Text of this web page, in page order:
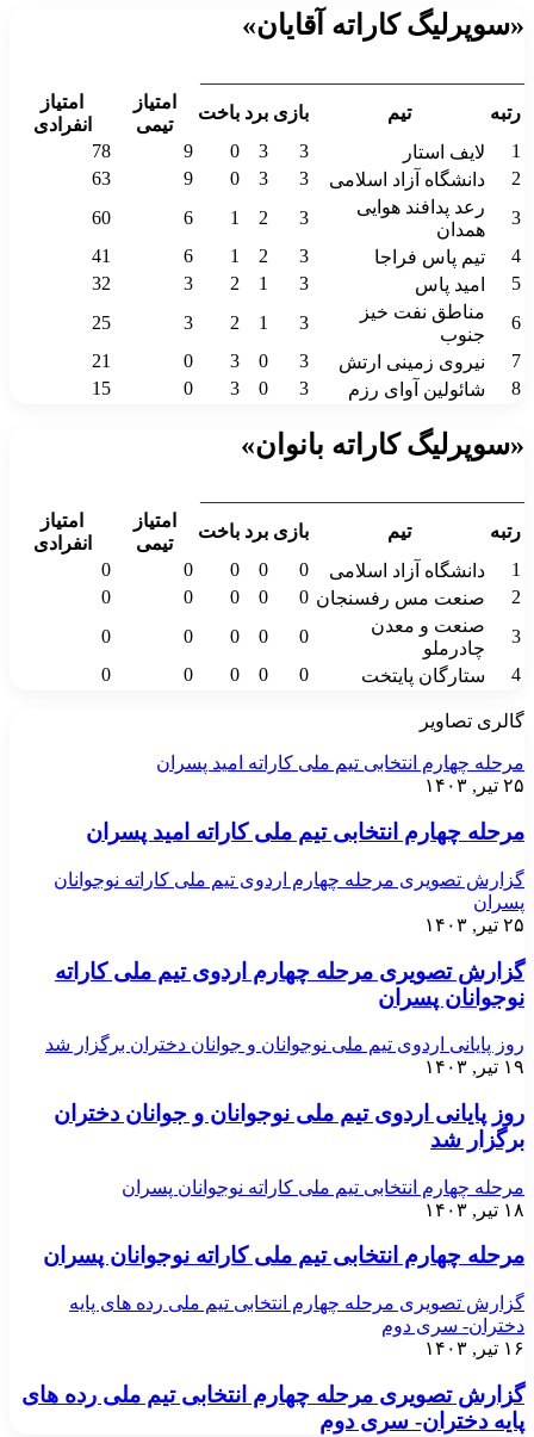
«سوپرلیگ کاراته آقایان»
رتبه
تیم بازی برد باخت
امتیاز
تیمی
امتیاز
انفرادی
1
لایف استار 3
3
0
9
78
2
دانشگاه آزاد اسلامی 3
3
0
9
63
3
رعد پدافند هوایی
همدان
3
2
1
6
60
4
تیم پاس فراجا 3
2
1
6
41
5
امید پاس 3
1
2
3
32
6
مناطق نفت خیز
جنوب
3
1
2
3
25
7
نیروی زمینی ارتش 3
0
3
0
21
8
شائولین آوای رزم 3
0
3
0
15
«سوپرلیگ کاراته بانوان»
رتبه
تیم بازی برد باخت
امتیاز
تیمی
امتیاز
انفرادی
1
دانشگاه آزاد اسلامی 0
0
0
0
0
2
صنعت مس رفسنجان 0
0
0
0
0
3
صنعت و معدن
چادرملو
0
0
0
0
0
4
ستارگان پایتخت 0
0
0
0
0
گالری تصاویر
مرحله چهارم انتخابی تیم ملی کاراته امید پسران
۲۵ تیر, ۱۴۰۳
مرحله چهارم انتخابی تیم ملی کاراته امید پسران
گزارش تصویری مرحله چهارم اردوی تیم ملی کاراته نوجوانان
پسران
۲۵ تیر, ۱۴۰۳
گزارش تصویری مرحله چهارم اردوی تیم ملی کاراته
نوجوانان پسران
روز پایانی اردوی تیم ملی نوجوانان و جوانان دختران برگزار شد
۱۹ تیر, ۱۴۰۳
روز پایانی اردوی تیم ملی نوجوانان و جوانان دختران
برگزار شد
مرحله چهارم انتخابی تیم ملی کاراته نوجوانان پسران
۱۸ تیر, ۱۴۰۳
مرحله چهارم انتخابی تیم ملی کاراته نوجوانان پسران
گزارش تصویری مرحله چهارم انتخابی تیم ملی رده های پایه
دختران- سری دوم
۱۶ تیر, ۱۴۰۳
گزارش تصویری مرحله چهارم انتخابی تیم ملی رده های
پایه دختران- سری دوم